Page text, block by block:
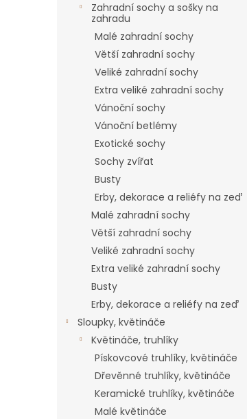
Zahradní sochy a sošky na
zahradu
Malé zahradní sochy
Větší zahradní sochy
Veliké zahradní sochy
Extra veliké zahradní sochy
Vánoční sochy
Vánoční betlémy
Exotické sochy
Sochy zvířat
Busty
Erby, dekorace a reliéfy na zeď
Malé zahradní sochy
Větší zahradní sochy
Veliké zahradní sochy
Extra veliké zahradní sochy
Busty
Erby, dekorace a reliéfy na zeď
Sloupky, květináče
Květináče, truhlíky
Pískovcové truhlíky, květináče
Dřevěnné truhlíky, květináče
Keramické truhlíky, květináče
Malé květináče